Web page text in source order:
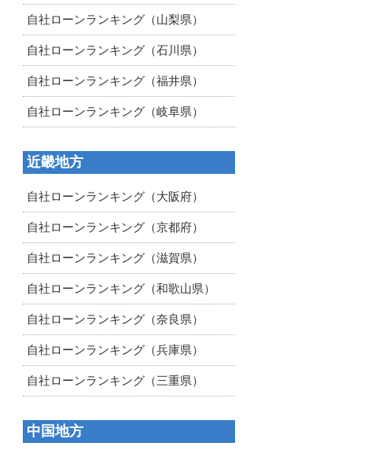
自社ローンランキング（山梨県）
自社ローンランキング（石川県）
自社ローンランキング（福井県）
自社ローンランキング（岐阜県）
近畿地方
自社ローンランキング（大阪府）
自社ローンランキング（京都府）
自社ローンランキング（滋賀県）
自社ローンランキング（和歌山県）
自社ローンランキング（奈良県）
自社ローンランキング（兵庫県）
自社ローンランキング（三重県）
中国地方